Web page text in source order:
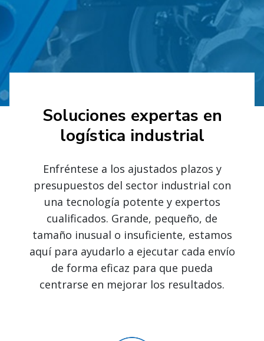
Soluciones expertas en
logística industrial
Enfréntese a los ajustados plazos y
presupuestos del sector industrial con
una tecnología potente y expertos
cualificados. Grande, pequeño, de
tamaño inusual o insuficiente, estamos
aquí para ayudarlo a ejecutar cada envío
de forma eficaz para que pueda
centrarse en mejorar los resultados.